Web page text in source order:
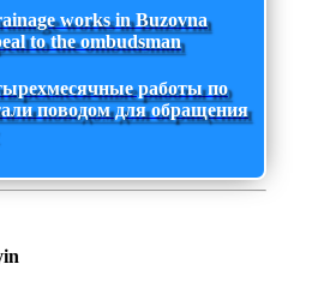
works in Buzovna
to the ombudsman
работы по
поводом для обращения